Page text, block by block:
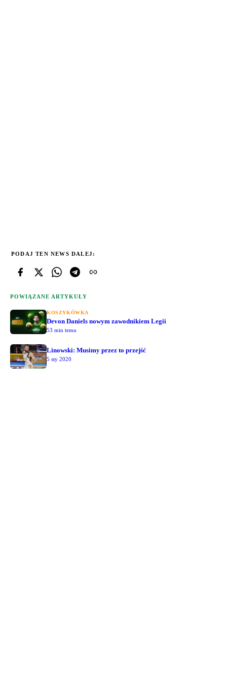
PODAJ TEN NEWS DALEJ:
POWIĄZANE ARTYKUŁY
KOSZYKÓWKA
Devon Daniels nowym zawodnikiem Legii
53 min temu
Linowski: Musimy przez to przejść
5 sty 2020